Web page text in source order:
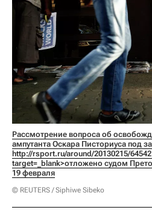
Рассмотрение вопроса об
http://rsport.ru/around/20130215/
target=_blank>отложено судом
19 февраля
© REUTERS / Siphiwe Sibeko